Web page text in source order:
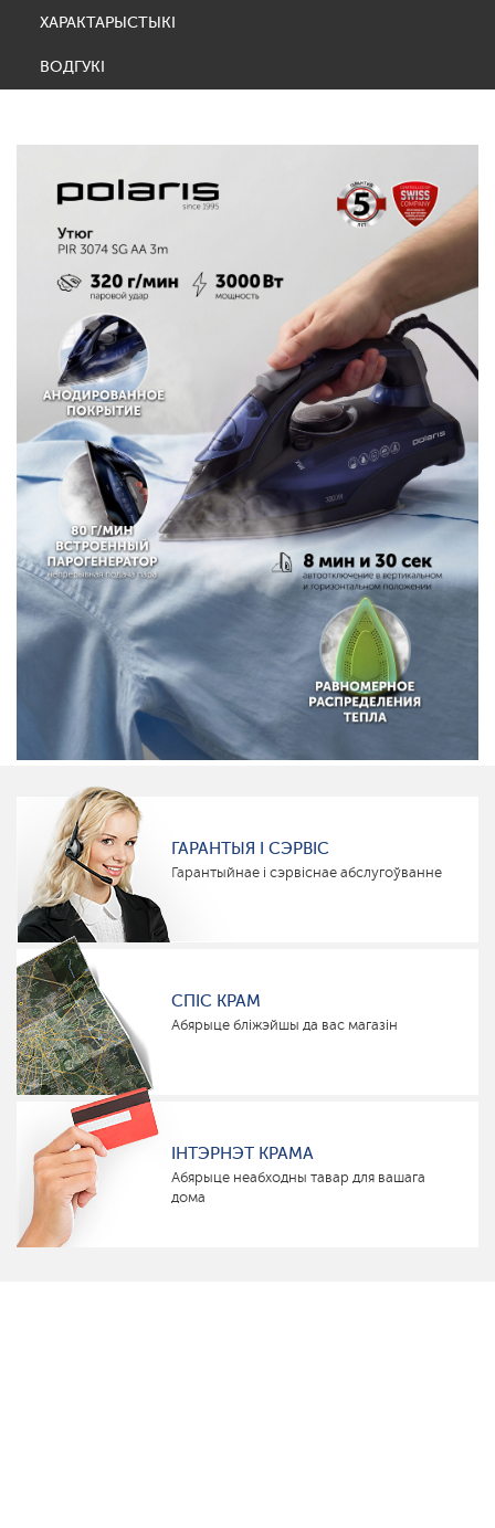
ХАРАКТАРЫСТЫКІ
ВОДГУКІ
ГАРАНТЫЯ І СЭРВІС
Гарантыйнае і сэрвіснае абслугоўванне
СПІС КРАМ
Абярыце бліжэйшы да вас магазін
ІНТЭРНЭТ КРАМА
Абярыце неабходны тавар для вашага
дома